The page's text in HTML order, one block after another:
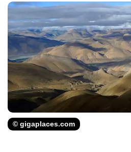
© gigaplaces.com